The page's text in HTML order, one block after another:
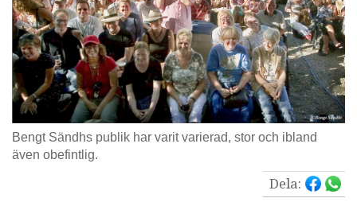
Bengt Sändhs publik har varit varierad, stor och ibland
även obefintlig.
Dela: